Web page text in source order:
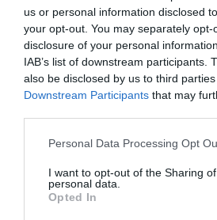
us or personal information disclosed
your opt-out. You may separately
disclosure of your personal
IAB’s list of downstream participants.
also be disclosed by us to third
Downstream Participants that may
Personal Data Processing Opt
I want to opt-out of the Sharing
personal data.
Opted In